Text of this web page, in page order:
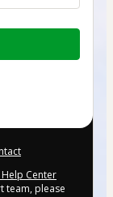
Center
team, please